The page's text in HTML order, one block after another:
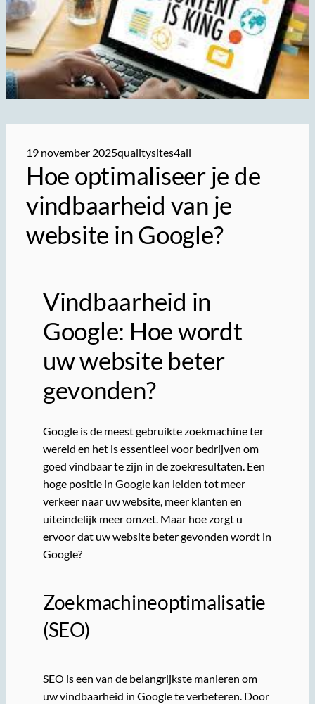
19 november 2025qualitysites4all
Hoe optimaliseer je de
vindbaarheid van je
website in Google?
Vindbaarheid in
Google: Hoe wordt
uw website beter
gevonden?
Google is de meest gebruikte zoekmachine ter
wereld en het is essentieel voor bedrijven om
goed vindbaar te zijn in de zoekresultaten. Een
hoge positie in Google kan leiden tot meer
verkeer naar uw website, meer klanten en
uiteindelijk meer omzet. Maar hoe zorgt u
ervoor dat uw website beter gevonden wordt in
Google?
Zoekmachineoptimalisatie
(SEO)
SEO is een van de belangrijkste manieren om
uw vindbaarheid in Google te verbeteren. Door